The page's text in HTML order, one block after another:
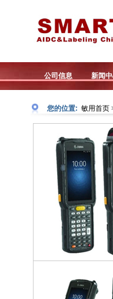
公司信息 新闻
您的位置: 敏用首页